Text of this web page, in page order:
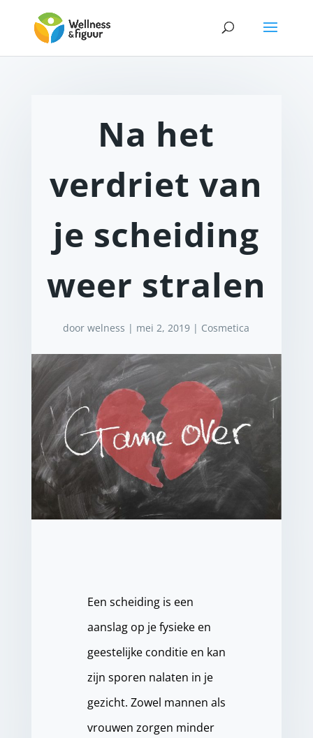
Na het
verdriet van
je scheiding
weer stralen
doorwelness | mei 2, 2019 | Cosmetica
Een scheiding is een
aanslag op je fysieke en
geestelijke conditie en kan
zijn sporen nalaten in je
gezicht. Zowel mannen als
vrouwen zorgen minder